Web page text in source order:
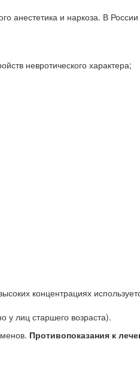
анестетика и наркоза. В
невротического характера;
концентрациях
у лиц старшего возраста).
Противопоказания к